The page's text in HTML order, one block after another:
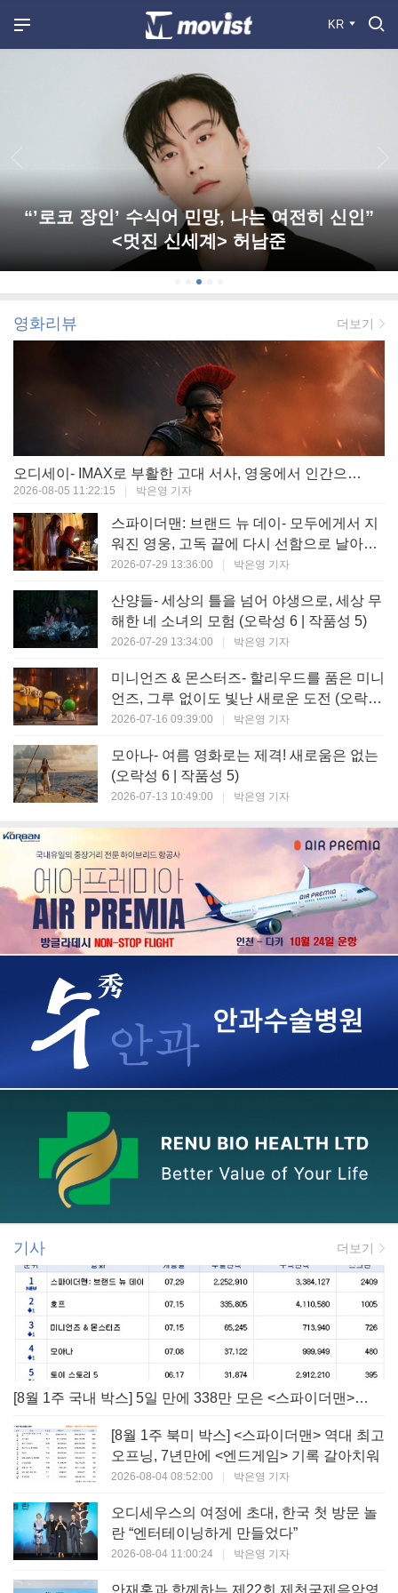
KR
“’로코 장인’ 수식어 민망, 나는 여전히 신인”
<멋진 신세계> 허남준
영화리뷰 더보기
오디세이- IMAX로 부활한 고대 서사, 영웅에서 인간으로의 귀환 (오락성 9 | 작품성 9)
2026-08-05 11:22:15 박은영 기자
스파이더맨: 브랜드 뉴 데이- 모두에게서 지
워진 영웅, 고독 끝에 다시 선함으로 날아오
르다 (오락성 8 | 작품성 8)
2026-07-29 13:36:00 박은영 기자
산양들- 세상의 틀을 넘어 야생으로, 세상 무
해한 네 소녀의 모험 (오락성 6 | 작품성 5)
2026-07-29 13:34:00 박은영 기자
미니언즈 & 몬스터즈- 할리우드를 품은 미니
언즈, 그루 없이도 빛난 새로운 도전 (오락성
7 | 작품성 6)
2026-07-16 09:39:00 박은영 기자
모아나- 여름 영화로는 제격! 새로움은 없는
(오락성 6 | 작품성 5)
2026-07-13 10:49:00 박은영 기자
기사 더보기
[8월 1주 국내 박스] 5일 만에 338만 모은 <스파이더맨> 극장가 235% 대반등, <호프>는 400만 돌파
[8월 1주 북미 박스] <스파이더맨> 역대 최고
오프닝, 7년만에 <엔드게임> 기록 갈아치워
2026-08-04 08:52:00 | 박은영 기자
오디세우스의 여정에 초대, 한국 첫 방문 놀
란 “엔터테이닝하게 만들었다”
2026-08-04 11:00:24 | 박은영 기자
안재홍과 함께하는 제22회 제천국제음악영